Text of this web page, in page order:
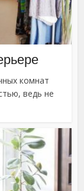
комнат
ведь не